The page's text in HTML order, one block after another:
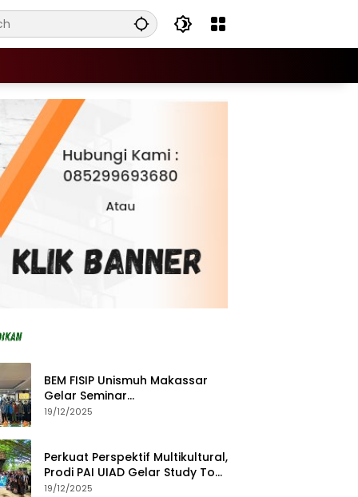
BEM FISIP Unismuh Makassar
Gelar Seminar
Keperempuanan, Bahas
19/12/2025
Perkuat Perspektif Multikultural,
Prodi PAI UIAD Gelar Study Tour
ke Kajang
19/12/2025